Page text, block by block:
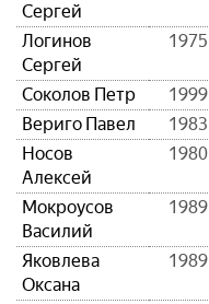
Сергей
Логинов
Сергей
1975
Соколов Петр 1999
Вериго Павел
1983
Носов
Алексей
1980
Мокроусов
Василий
1989
Яковлева
Оксана
1989